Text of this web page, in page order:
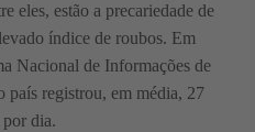
eles, estão a precariedade de
índice de roubos. Em
Nacional de Informações de
país registrou, em média, 27
por dia.